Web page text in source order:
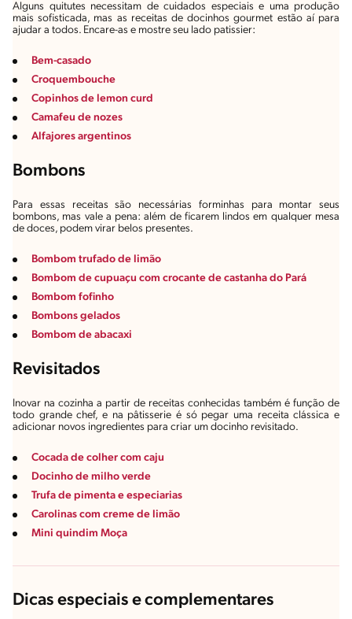
Alguns quitutes necessitam de cuidados especiais e uma produção
mais sofisticada, mas as receitas de docinhos gourmet estão aí para
ajudar a todos. Encare-as e mostre seu lado patissier:
Bem-casado
Croquembouche
Copinhos de lemon curd
Camafeu de nozes
Alfajores argentinos
Bombons
Para essas receitas são necessárias forminhas para montar seus
bombons, mas vale a pena: além de ficarem lindos em qualquer mesa
de doces, podem virar belos presentes.
Bombom trufado de limão
Bombom de cupuaçu com crocante de castanha do Pará
Bombom fofinho
Bombons gelados
Bombom de abacaxi
Revisitados
Inovar na cozinha a partir de receitas conhecidas também é função de
todo grande chef, e na pâtisserieé só pegar uma receita clássica e
adicionar novos ingredientes para criar um docinho revisitado.
Cocada de colher com caju
Docinho de milho verde
Trufa de pimenta e especiarias
Carolinas com creme de limão
Mini quindim Moça
Dicas especiais e complementares